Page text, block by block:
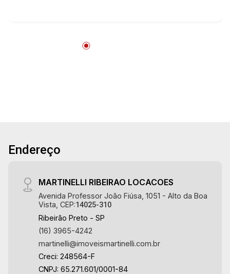
Endereço
MARTINELLI RIBEIRAO LOCACOES
Avenida Professor João Fiúsa, 1051 - Alto da Boa
Vista, CEP:14025-310
Ribeirão Preto - SP
(16) 3965-4242
martinelli@imoveismartinelli.com.br
Creci: 248564-F
CNPJ: 65.271.601/0001-84